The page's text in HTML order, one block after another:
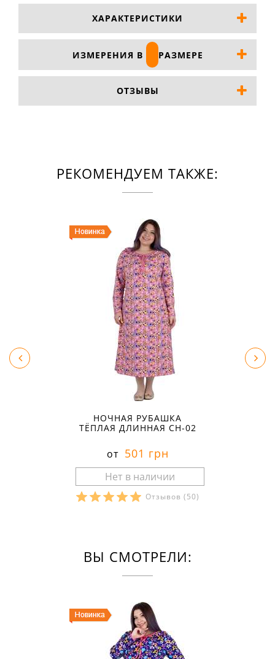
ХАРАКТЕРИСТИКИ
ИЗМЕРЕНИЯ В РАЗМЕРЕ
ОТЗЫВЫ
РЕКОМЕНДУЕМ ТАКЖЕ:
НОЧНАЯ РУБАШКА
ТЁПЛАЯ ДЛИННАЯ СН-02
от 501 грн
Отзывов (50)
ВЫ СМОТРЕЛИ: